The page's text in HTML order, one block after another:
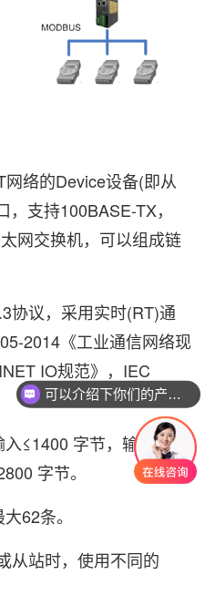
络的Device设备(即从
支持100BASE-TX，
网交换机，可以组成链
议，采用实时(RT)通
2014《工业通信网络现
IO规范》，IEC
≤1400 字节，输出
字节。
62条。
站时，使用不同的
可以介绍下你们的产品么？